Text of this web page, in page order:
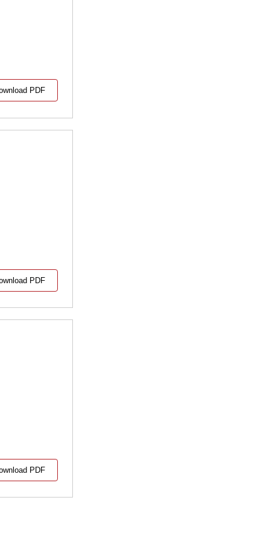
PDF
PDF
PDF